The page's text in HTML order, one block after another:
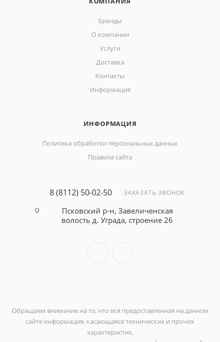
Бренды
О компании
Услуги
Доставка
Контакты
Информация
ИНФОРМАЦИЯ
Политика обработки персональных данных
Правила сайта
8 (8112) 50-02-50 ЗАКАЗАТЬ ЗВОНОК
Псковский р-н, Завеличенская
волость д. Уграда, строение 26
Обращаем внимание на то, что вся предоставленная на данном
сайте информация, касающаяся технических и прочих
характеристик,